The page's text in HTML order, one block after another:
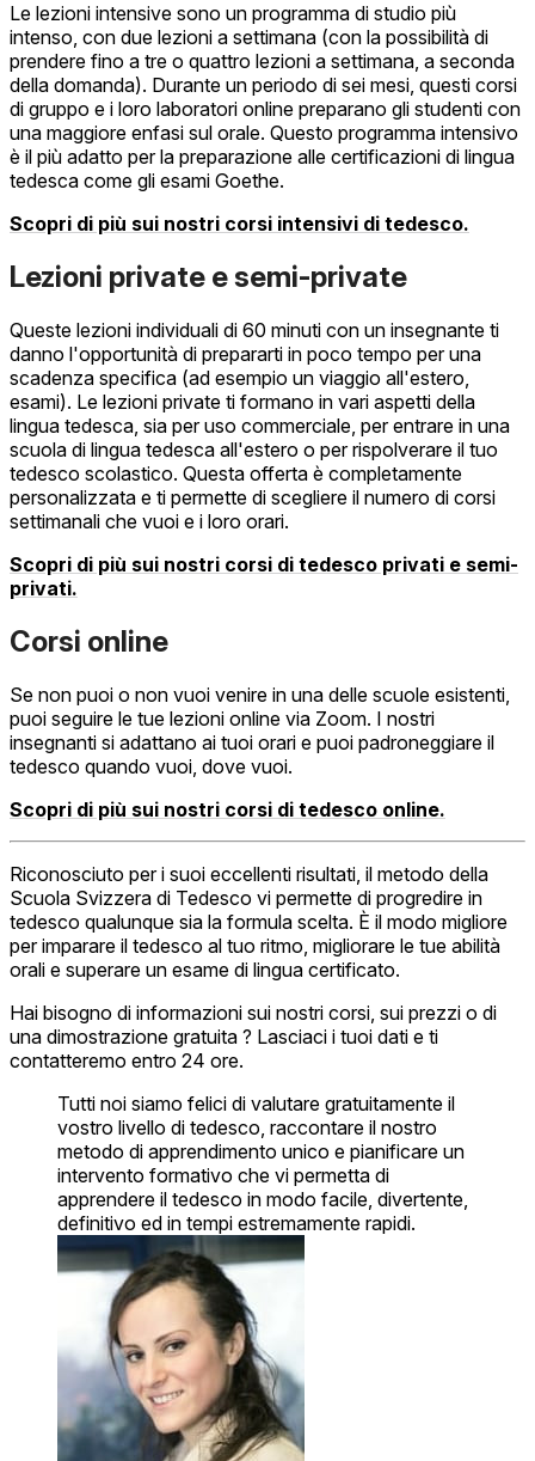
Le lezioni intensive sono un programma di studio più
intenso, con due lezioni a settimana (con la possibilità di
prendere fino a tre o quattro lezioni a settimana, a seconda
della domanda). Durante un periodo di sei mesi, questi corsi
di gruppo e i loro laboratori online preparano gli studenti con
una maggiore enfasi sul orale. Questo programma intensivo
è il più adatto per la preparazione alle certificazioni di lingua
tedesca come gli esami Goethe.
Scopri di più sui nostri corsi intensivi di tedesco.
Lezioni private e semi-private
Queste lezioni individuali di 60 minuti con un insegnante ti
danno l'opportunità di prepararti in poco tempo per una
scadenza specifica (ad esempio un viaggio all'estero,
esami). Le lezioni private ti formano in vari aspetti della
lingua tedesca, sia per uso commerciale, per entrare in una
scuola di lingua tedesca all'estero o per rispolverare il tuo
tedesco scolastico. Questa offerta è completamente
personalizzata e ti permette di scegliere il numero di corsi
settimanali che vuoi e i loro orari.
Scopri di più sui nostri corsi di tedesco privati e semi-
privati.
Corsi online
Se non puoi o non vuoi venire in una delle scuole esistenti,
puoi seguire le tue lezioni online via Zoom. I nostri
insegnanti si adattano ai tuoi orari e puoi padroneggiare il
tedesco quando vuoi, dove vuoi.
Scopri di più sui nostri corsi di tedesco online.
Riconosciuto per i suoi eccellenti risultati, il metodo della
Scuola Svizzera di Tedesco vi permette di progredire in
tedesco qualunque sia la formula scelta. È il modo migliore
per imparare il tedesco al tuo ritmo, migliorare le tue abilità
orali e superare un esame di lingua certificato.
Hai bisogno di informazioni sui nostri corsi, sui prezzi o di
una dimostrazione gratuita ? Lasciaci i tuoi dati e ti
contatteremo entro 24 ore.
Tutti noi siamo felici di valutare gratuitamente il
vostro livello di tedesco, raccontare il nostro
metodo di apprendimento unico e pianificare un
intervento formativo che vi permetta di
apprendere il tedesco in modo facile, divertente,
definitivo ed in tempi estremamente rapidi.